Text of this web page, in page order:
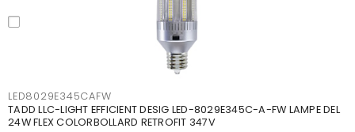
LED8029E345CAFW
TADD LLC-LIGHT EFFICIENT DESIG LED-8029E345C-A-FW LAMPE DEL
24W FLEX COLORBOLLARD RETROFIT 347V